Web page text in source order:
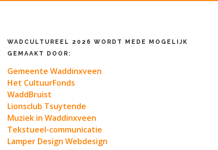
WADCULTUREEL 2026 WORDT MEDE MOGELIJK
GEMAAKT DOOR:
Gemeente Waddinxveen
Het CultuurFonds
WaddBruist
Lionsclub Tsuytende
Muziek in Waddinxveen
Tekstueel-communicatie
Lamper Design Webdesign